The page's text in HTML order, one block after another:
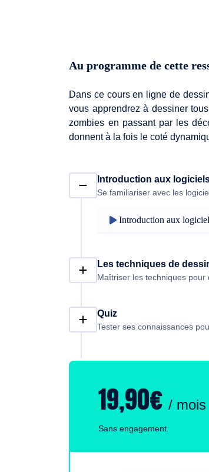
Au programme de cette
Dans ce cours en ligne de
vous apprendrez à dessiner
zombies en passant par les
donnent à la fois le coté
Introduction aux
Se familiariser avec les
Introduction aux
Les techniques de
Maîtriser les techniques
Quiz
Tester ses connaissances
19,90€/ mois
Sans engagement.